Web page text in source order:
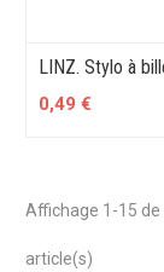
LINZ. Stylo à
0,49 €
Affichage 1-15 de
article(s)